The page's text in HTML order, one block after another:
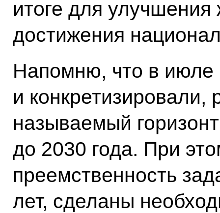
итоге для
достижения
Напомню, что в июле
и конкретизировали,
называемый
до 2030 года. При
преемственность
лет, сделаны